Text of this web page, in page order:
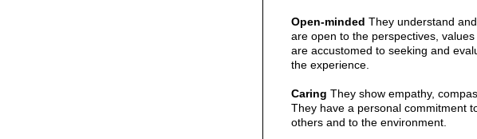
Open-minded They understand
are open to the perspectives,
are accustomed to seeking and
the experience.
Caring They show empathy,
They have a personal commitment
others and to the environment.